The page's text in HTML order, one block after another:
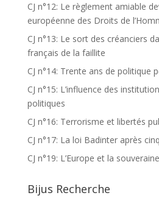
CJ n°12: Le règlement amiable
européenne des Droits de
CJ n°13: Le sort des créanciers
français de la faillite
CJ n°14: Trente ans de politique
CJ n°15: L’influence des
politiques
CJ n°16: Terrorisme et libertés
CJ n°17: La loi Badinter après
CJ n°19: L’Europe et la
Bijus Recherche